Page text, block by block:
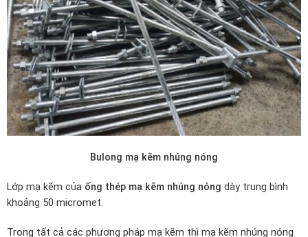
Bulong mạ kẽm nhúng nóng
Lớp mạ kẽm của ống thép mạ kẽm nhúng nóng dày trung bình
khoảng 50 micromet.
Trong tất cả các phương pháp mạ kẽm thì mạ kẽm nhúng nóng